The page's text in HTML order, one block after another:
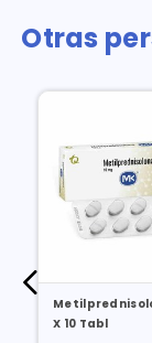
Otras
X 10 Tabl